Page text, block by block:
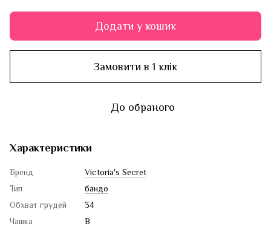
Додати у кошик
Замовити в 1 клік
До обраного
Характеристики
Бренд
Victoria's Secret
Тип
бандо
Обхват грудей
34
Чашка
B